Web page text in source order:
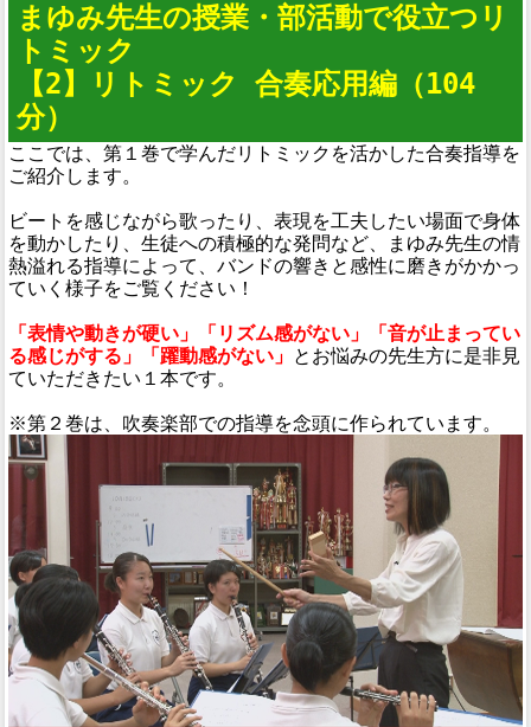
まゆみ先生の授業・部活動で役立つリ
トミック
【2】リトミック 合奏応用編（104
分）
ここでは、第１巻で学んだリトミックを活かした合奏指導を
ご紹介します。
ビートを感じながら歌ったり、表現を工夫したい場面で身体
を動かしたり、生徒への積極的な発問など、まゆみ先生の情
熱溢れる指導によって、バンドの響きと感性に磨きがかかっ
ていく様子をご覧ください！
「表情や動きが硬い」「リズム感がない」「音が止まってい
る感じがする」「躍動感がない」 とお悩みの先生方に是非見
ていただきたい１本です。
※第２巻は、吹奏楽部での指導を念頭に作られています。